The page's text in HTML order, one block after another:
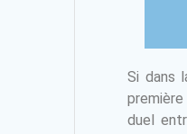
Si dans
duel